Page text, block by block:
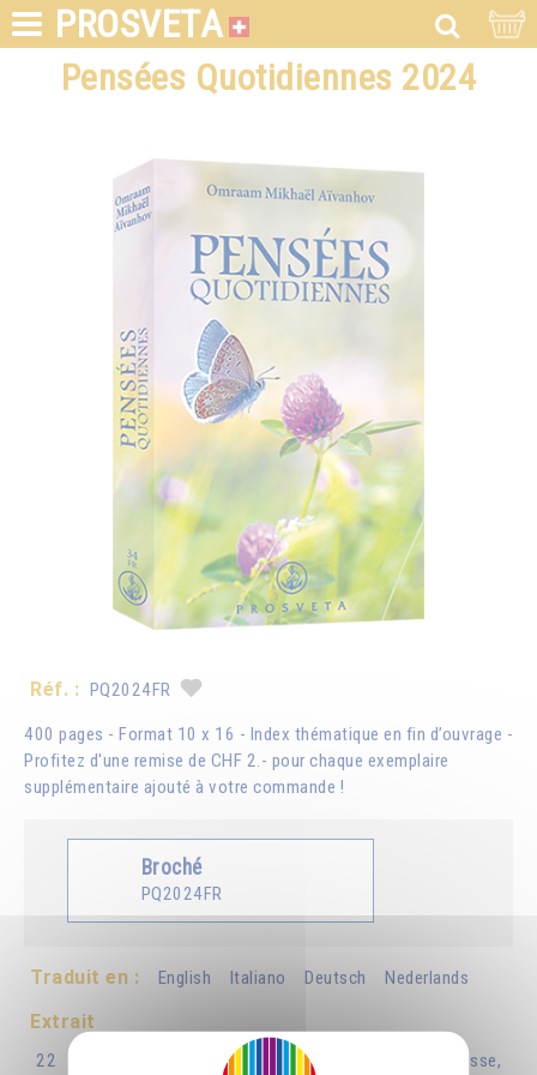
PROSVETA
Pensées Quotidiennes 2024
Réf. : PQ2024FR
400 pages - Format 10 x 16 - Index thématique en fin d’ouvrage -
Profitez d'une remise de CHF 2.- pour chaque exemplaire
supplémentaire ajouté à votre commande !
Broché
PQ2024FR
Traduit en : English Italiano Deutsch Nederlands
Extrait
22 juin – Vous réclamez que votre existence soit lisse,